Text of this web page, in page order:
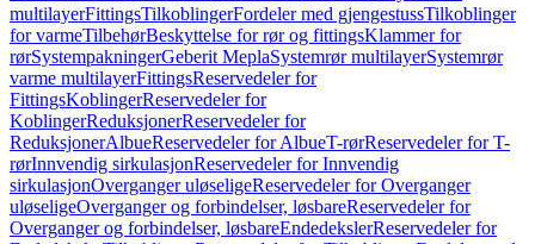
multilayerFittingsTilkoblingerFordeler med gjengestussTilkoblinger
for varmeTilbehørBeskyttelse for rør og fittingsKlammer for
rørSystempakningerGeberit MeplaSystemrør multilayerSystemrør
varme multilayerFittingsReservedeler for
FittingsKoblingerReservedeler for
KoblingerReduksjonerReservedeler for
ReduksjonerAlbueReservedeler for AlbueT-rørReservedeler for T-
rørInnvendig sirkulasjonReservedeler for Innvendig
sirkulasjonOverganger uløseligeReservedeler for Overganger
uløseligeOverganger og forbindelser, løsbareReservedeler for
Overganger og forbindelser, løsbareEndedekslerReservedeler for